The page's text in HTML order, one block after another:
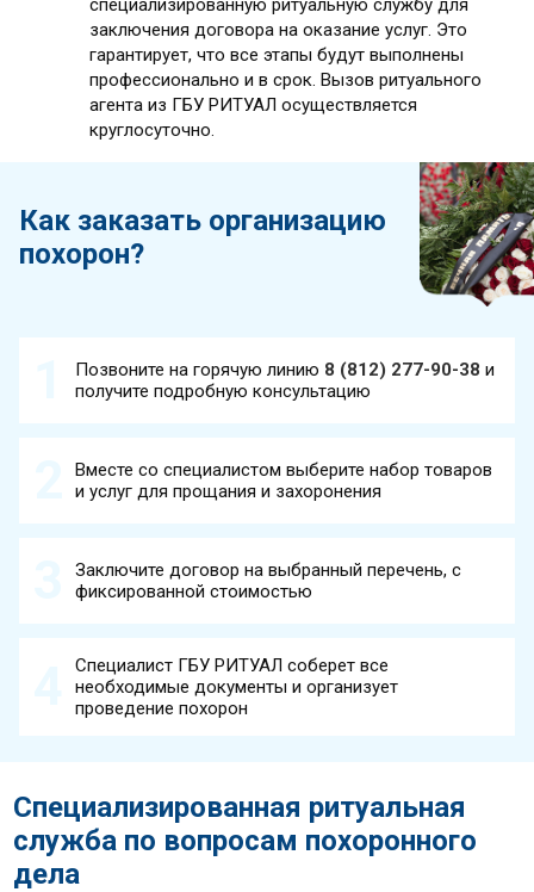
специализированную ритуальную службу для
заключения договора на оказание услуг. Это
гарантирует, что все этапы будут выполнены
профессионально и в срок. Вызов ритуального
агента из ГБУ РИТУАЛ осуществляется
круглосуточно.
Как заказать организацию
похорон?
Позвоните на горячую линию 8 (812) 277-90-38 и
получите подробную консультацию
Вместе со специалистом выберите набор товаров
и услуг для прощания и захоронения
Заключите договор на выбранный перечень, с
фиксированной стоимостью
Специалист ГБУ РИТУАЛ соберет все
необходимые документы и организует
проведение похорон
Специализированная ритуальная
служба по вопросам похоронного
дела